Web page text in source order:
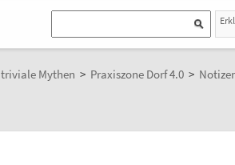
Mythen > Praxiszone Dorf 4.0 >